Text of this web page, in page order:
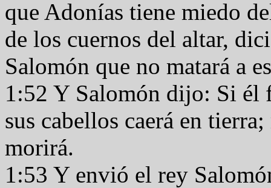
que Adonías tiene miedo
de los cuernos del altar,
Salomón que no matará a
1:52 Y Salomón dijo: Si él
sus cabellos caerá en
morirá.
1:53 Y envió el rey